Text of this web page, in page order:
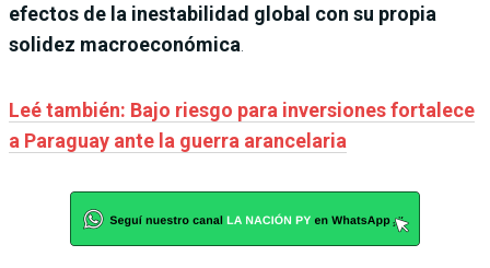
efectos de la inestabilidad global con su propia
solidez macroeconómica
Leé también: Bajo riesgo para inversiones fortalece
a Paraguay ante la guerra arancelaria